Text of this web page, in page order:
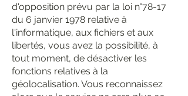
d'opposition prévu par la loi n°78-17
du 6 janvier 1978 relative à
l'informatique, aux fichiers et aux
libertés, vous avez la possibilité, à
tout moment, de désactiver les
fonctions relatives à la
géolocalisation. Vous reconnaissez